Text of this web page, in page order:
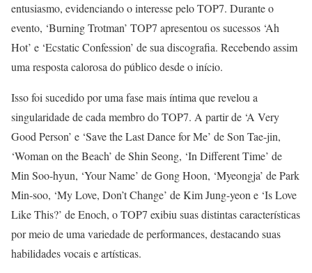
entusiasmo, evidenciando o interesse pelo TOP7. Durante o
evento, ‘Burning Trotman’ TOP7 apresentou os sucessos ‘Ah
Hot’ e ‘Ecstatic Confession’ de sua discografia. Recebendo assim
uma resposta calorosa do público desde o início.
Isso foi sucedido por uma fase mais íntima que revelou a
singularidade de cada membro do TOP7. A partir de ‘A Very
Good Person’ e ‘Save the Last Dance for Me’ de Son Tae-jin,
‘Woman on the Beach’ de Shin Seong, ‘In Different Time’ de
Min Soo-hyun, ‘Your Name’ de Gong Hoon, ‘Myeongja’ de Park
Min-soo, ‘My Love, Don’t Change’ de Kim Jung-yeon e ‘Is Love
Like This?’ de Enoch, o TOP7 exibiu suas distintas características
por meio de uma variedade de performances, destacando suas
habilidades vocais e artísticas.